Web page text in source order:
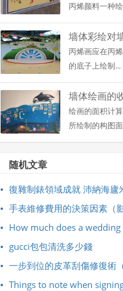
丙烯颜料一种
墙体彩绘对
项
丙烯画应在丙
的底子上绘制...
墙体绘画的
绘画的面积计
所绘制的构图
随机文章
復雜制錶領域成就 沛納海廬米諾繫
手表維修費用的決策因素（影響手表
How much does a wedding
​gucci包包清洗多少錢
一步到位的皮革刮傷修復術
Things to note when signing a